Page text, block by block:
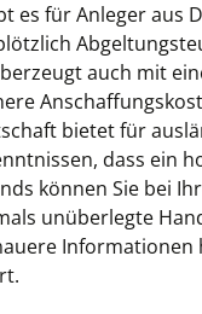
es für Anleger aus
auch mit
bietet für
dass ein
können Sie bei
unüberlegte